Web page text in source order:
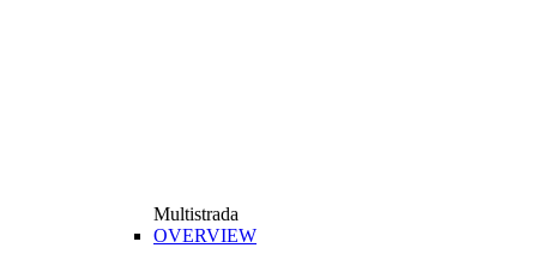
Multistrada
OVERVIEW